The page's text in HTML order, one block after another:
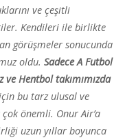
ve çeşitli
Kendileri ile birlikte
görüşmeler sonucunda
oldu. Sadece A Futbol
ve Hentbol takımımızda
bu tarz ulusal ve
önemli. Onur Air’a
uzun yıllar boyunca